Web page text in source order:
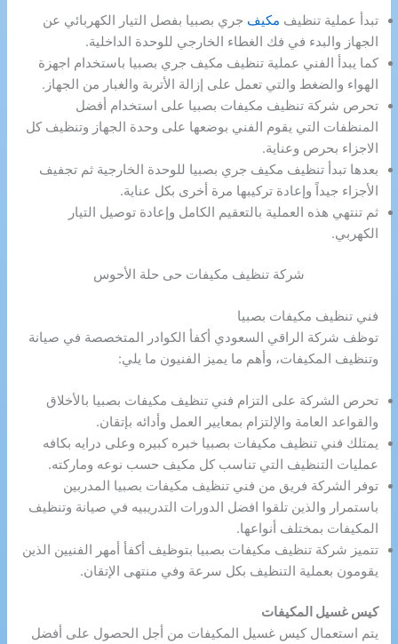
تبدأ عملية تنظيف مكيف جري بصبيا بفصل التيار الكهربائي عن
الجهاز والبدء في فك الغطاء الخارجي للوحدة الداخلية.
كما يبدأ الفني عملية تنظيف مكيف جري بصبيا باستخدام اجهزة
الهواء والضغط والتي تعمل على إزالة الأتربة والغبار من الجهاز.
تحرص شركة تنظيف مكيفات بصبيا على استخدام أفضل
المنظفات التي يقوم الفني بوضعها على وحدة الجهاز وتنظيف كل
الاجزاء بحرص وعناية.
بعدها تبدأ تنظيف مكيف جري بصبيا للوحدة الخارجية ثم تجفيف
الأجزاء جيداً وإعادة تركيبها مرة أخرى بكل عناية.
ثم تنتهي هذه العملية بالتعقيم الكامل وإعادة توصيل التيار
الكهربي.
شركة تنظيف مكيفات حى حلة الأحوس
فني تنظيف مكيفات بصبيا
توظف شركة الراقي السعودي أكفأ الكوادر المتخصصة في صيانة
وتنظيف المكيفات، وأهم ما يميز الفنيون ما يلي:
تحرص الشركة على التزام فني تنظيف مكيفات بصبيا بالأخلاق
والقواعد العامة والإلتزام بمعايير العمل وأدائه بإتقان.
يمتلك فني تنظيف مكيفات بصبيا خبره كبيره وعلى درايه بكافه
عمليات التنظيف التي تناسب كل مكيف حسب نوعه وماركته.
توفر الشركة فريق من فني تنظيف مكيفات بصبيا المدربين
باستمرار والذين تلقوا افضل الدورات التدريبيه في صيانة وتنظيف
المكيفات بمختلف أنواعها.
تتميز شركة تنظيف مكيفات بصبيا بتوظيف أكفأ أمهر الفنيين الذين
يقومون بعملية التنظيف بكل سرعة وفي منتهى الإتقان.
كيس غسيل المكيفات
يتم استعمال كيس غسيل المكيفات من أجل الحصول على أفضل